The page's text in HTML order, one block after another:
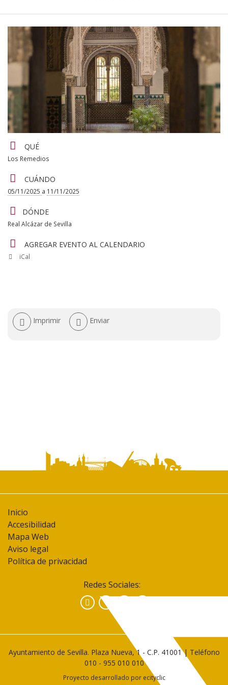
Detalles
del
evento
QUÉ
Los Remedios
CUÁNDO
05/11/2025 a 11/11/2025
DÓNDE
Real Alcázar de Sevilla
AGREGAR EVENTO AL CALENDARIO
iCal
Acciones
Imprimir Enviar
Inicio
Accesibilidad
Mapa Web
Aviso legal
Política de privacidad
Redes Sociales:
Facebook
Ayuntamiento de Sevilla. Plaza Nueva, 1 - C.P. 41001 | Teléfono
010 - 955 010 010
Proyecto desarrollado por ecityclic